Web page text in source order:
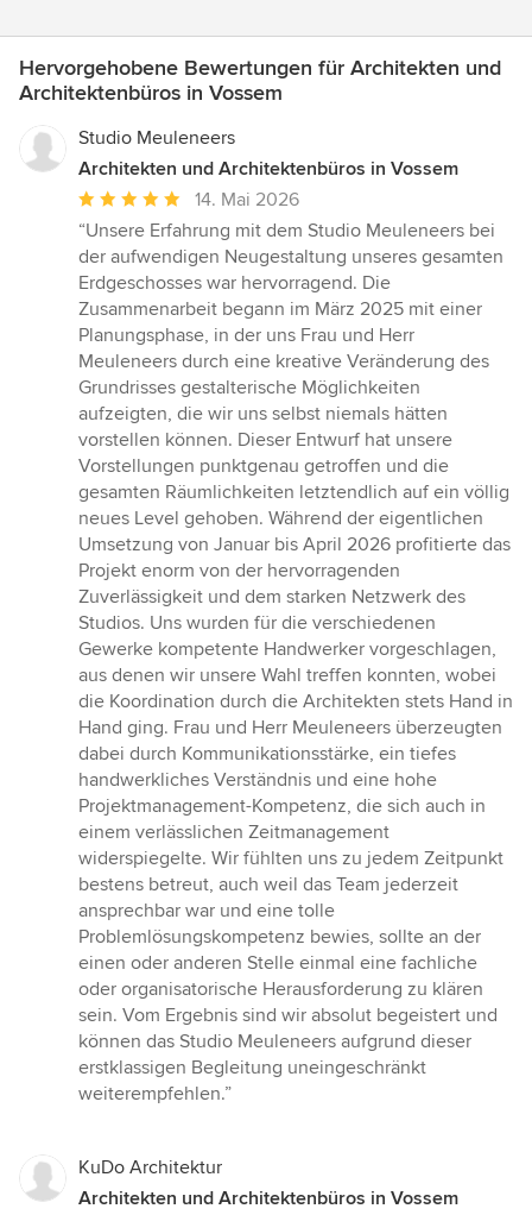
Hervorgehobene Bewertungen für Architekten und
Architektenbüros in Vossem
Studio Meuleneers
Architekten und Architektenbüros in Vossem
Durchschnittliche
Bewertung:
5
von
5
Sternen
14. Mai 2026
“Unsere Erfahrung mit dem Studio Meuleneers bei
der aufwendigen Neugestaltung unseres gesamten
Erdgeschosses war hervorragend. Die
Zusammenarbeit begann im März 2025 mit einer
Planungsphase, in der uns Frau und Herr
Meuleneers durch eine kreative Veränderung des
Grundrisses gestalterische Möglichkeiten
aufzeigten, die wir uns selbst niemals hätten
vorstellen können. Dieser Entwurf hat unsere
Vorstellungen punktgenau getroffen und die
gesamten Räumlichkeiten letztendlich auf ein völlig
neues Level gehoben. Während der eigentlichen
Umsetzung von Januar bis April 2026 profitierte das
Projekt enorm von der hervorragenden
Zuverlässigkeit und dem starken Netzwerk des
Studios. Uns wurden für die verschiedenen
Gewerke kompetente Handwerker vorgeschlagen,
aus denen wir unsere Wahl treffen konnten, wobei
die Koordination durch die Architekten stets Hand in
Hand ging. Frau und Herr Meuleneers überzeugten
dabei durch Kommunikationsstärke, ein tiefes
handwerkliches Verständnis und eine hohe
Projektmanagement-Kompetenz, die sich auch in
einem verlässlichen Zeitmanagement
widerspiegelte. Wir fühlten uns zu jedem Zeitpunkt
bestens betreut, auch weil das Team jederzeit
ansprechbar war und eine tolle
Problemlösungskompetenz bewies, sollte an der
einen oder anderen Stelle einmal eine fachliche
oder organisatorische Herausforderung zu klären
sein. Vom Ergebnis sind wir absolut begeistert und
können das Studio Meuleneers aufgrund dieser
erstklassigen Begleitung uneingeschränkt
weiterempfehlen.”
KuDo Architektur
Architekten und Architektenbüros in Vossem